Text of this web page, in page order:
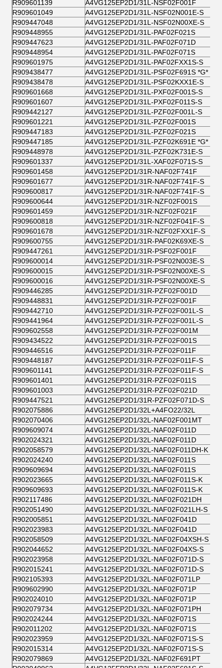
R909601139
A4VG125EP2D1/31L-NSF02F001F
R909601049
A4VG125EP2D1/31L-NSF02N001E-S
R909447048
A4VG125EP2D1/31L-NSF02N00XE-S
R909448955
A4VG125EP2D1/31L-PAF02F021S
R909447623
A4VG125EP2D1/31L-PAF02F071D
R909448954
A4VG125EP2D1/31L-PAF02F071S
R909601975
A4VG125EP2D1/31L-PAF02FXX1S-S
R909438477
A4VG125EP2D1/31L-PSF02F691S *G*
R909438478
A4VG125EP2D1/31L-PSF02KXX1E-S
R909601668
A4VG125EP2D1/31L-PXF02F001S-S
R909601607
A4VG125EP2D1/31L-PXF02F011S-S
R909442127
A4VG125EP2D1/31L-PZF02F001L-S
R909601221
A4VG125EP2D1/31L-PZF02F001S
R909447183
A4VG125EP2D1/31L-PZF02F021S
R909447185
A4VG125EP2D1/31L-PZF02K691E *G*
R909448978
A4VG125EP2D1/31L-PZF02K731E-S
R909601337
A4VG125EP2D1/31L-XAF02F071S-S
R909601458
A4VG125EP2D1/31R-NAF02F741F
R909601677
A4VG125EP2D1/31R-NAF02F741F-S
R909600817
A4VG125EP2D1/31R-NAF02F741F-S
R909600644
A4VG125EP2D1/31R-NZF02F001S
R909601459
A4VG125EP2D1/31R-NZF02F021F
R909600818
A4VG125EP2D1/31R-NZF02F041F-S
R909601678
A4VG125EP2D1/31R-NZF02FXX1F-S
R909600755
A4VG125EP2D1/31R-PAF02K69XE-S
R909447261
A4VG125EP2D1/31R-PSF02F001F
R909600014
A4VG125EP2D1/31R-PSF02N003E-S
R909600015
A4VG125EP2D1/31R-PSF02N00XE-S
R909600016
A4VG125EP2D1/31R-PSF02N00XE-S
R909446285
A4VG125EP2D1/31R-PZF02F001D
R909448831
A4VG125EP2D1/31R-PZF02F001F
R909442710
A4VG125EP2D1/31R-PZF02F001L-S
R909441964
A4VG125EP2D1/31R-PZF02F001L-S
R909602558
A4VG125EP2D1/31R-PZF02F001M
R909434522
A4VG125EP2D1/31R-PZF02F001S
R909446516
A4VG125EP2D1/31R-PZF02F011F
R909448187
A4VG125EP2D1/31R-PZF02F011F-S
R909601141
A4VG125EP2D1/31R-PZF02F011F-S
R909601401
A4VG125EP2D1/31R-PZF02F011S
R909601003
A4VG125EP2D1/31R-PZF02F021D
R909447521
A4VG125EP2D1/31R-PZF02F071D-S
R902075886
A4VG125EP2D1/32L+A4FO22/32L
R902070406
A4VG125EP2D1/32L-NAF02F001MT
R909609074
A4VG125EP2D1/32L-NAF02F011D
R902024321
A4VG125EP2D1/32L-NAF02F011D
R902058579
A4VG125EP2D1/32L-NAF02F011DH-K
R902024240
A4VG125EP2D1/32L-NAF02F011S
R909609694
A4VG125EP2D1/32L-NAF02F011S
R902023665
A4VG125EP2D1/32L-NAF02F011S-K
R909609693
A4VG125EP2D1/32L-NAF02F011S-K
R902117486
A4VG125EP2D1/32L-NAF02F021DH
R902051490
A4VG125EP2D1/32L-NAF02F021LH-S
R902005851
A4VG125EP2D1/32L-NAF02F041D
R902023983
A4VG125EP2D1/32L-NAF02F041D
R902058509
A4VG125EP2D1/32L-NAF02F04XSH-S
R902044652
A4VG125EP2D1/32L-NAF02F04XS-S
R902023958
A4VG125EP2D1/32L-NAF02F071D-S
R902015241
A4VG125EP2D1/32L-NAF02F071D-S
R902105393
A4VG125EP2D1/32L-NAF02F071LP
R909602990
A4VG125EP2D1/32L-NAF02F071P
R902024010
A4VG125EP2D1/32L-NAF02F071P
R902079734
A4VG125EP2D1/32L-NAF02F071PH
R902024244
A4VG125EP2D1/32L-NAF02F071S
R902011202
A4VG125EP2D1/32L-NAF02F071S
R902023959
A4VG125EP2D1/32L-NAF02F071S-S
R902015314
A4VG125EP2D1/32L-NAF02F071S-S
R902079869
A4VG125EP2D1/32L-NAF02F691PT